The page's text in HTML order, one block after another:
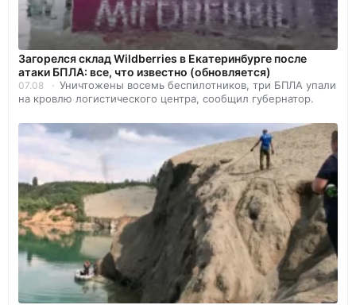
Загорелся склад Wildberries в Екатеринбурге после
атаки БПЛА: все, что известно (обновляется)
07.08
Уничтожены восемь беспилотников, три БПЛА упали
на кровлю логистического центра, сообщил губернатор.